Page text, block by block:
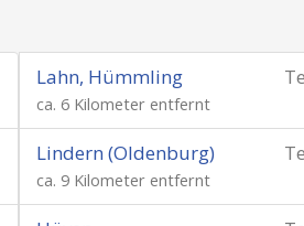
Lahn, Hümmling
ca. 6 Kilometer entfernt
Lindern (Oldenburg)
ca. 9 Kilometer entfernt